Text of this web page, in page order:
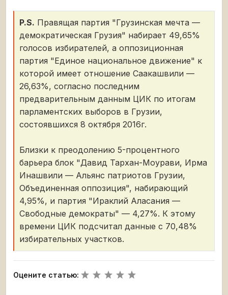
P.S. Правящая партия "Грузинская мечта —
демократическая Грузия" набирает 49,65%
голосов избирателей, а оппозиционная
партия "Единое национальное движение" к
которой имеет отношение Саакашвили —
26,63%, согласно последним
предварительным данным ЦИК по итогам
парламентских выборов в Грузии,
состоявшихся 8 октября 2016г.
Близки к преодолению 5-процентного
барьера блок "Давид Тархан-Моурави, Ирма
Инашвили — Альянс патриотов Грузии,
Объединенная оппозиция", набирающий
4,95%, и партия "Ираклий Аласания —
Свободные демократы" — 4,27%. К этому
времени ЦИК подсчитал данные с 70,48%
избирательных участков.
Оцените статью: